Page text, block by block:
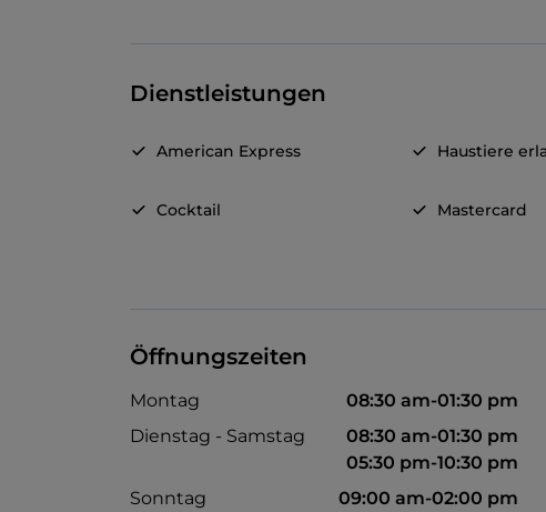
Dienstleistungen
American Express Haustiere
Cocktail Mastercard
Öffnungszeiten
Montag
08:30 am-01:30 pm
Dienstag - Samstag
08:30 am-01:30 pm
05:30 pm-10:30 pm
Sonntag
09:00 am-02:00 pm